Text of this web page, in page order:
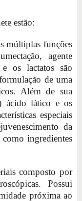
estão:
múltiplas funções
agente
os lactatos são
de uma
Além de sua
ácido lático e os
especiais
da
ingredientes
composto por
Possui
próxima ao